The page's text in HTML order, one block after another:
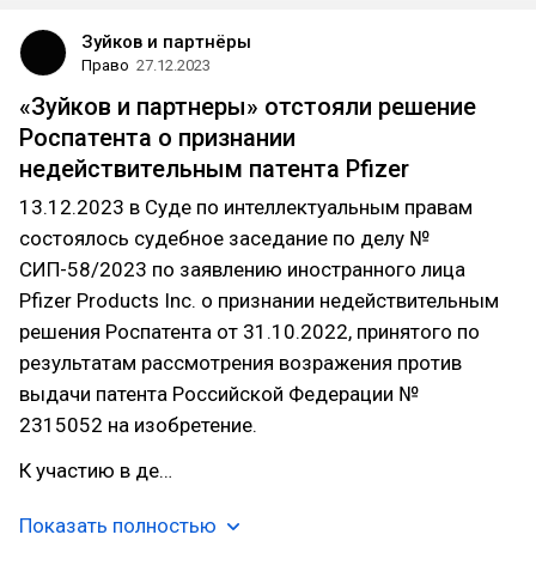
Зуйков и партнёры
Право 27.12.2023
«Зуйков и партнеры» отстояли решение
Роспатента о признании
недействительным патента Pfizer
13.12.2023 в Суде по интеллектуальным правам
состоялось судебное заседание по делу №
СИП-58/2023 по заявлению иностранного лица
Pfizer Products Inc. о признании недействительным
решения Роспатента от 31.10.2022, принятого по
результатам рассмотрения возражения против
выдачи патента Российской Федерации №
2315052 на изобретение.
К участию в де…
Показать полностью